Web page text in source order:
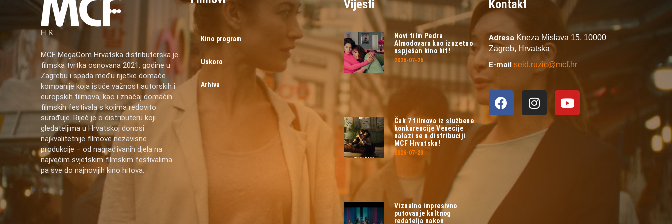
MCF MegaCom Hrvatska distributerska je
filmska tvrtka osnovana 2021. godine u
Zagrebu i spada među rijetke domaće
kompanije koja ističe važnost autorskih i
europskih filmova, kao i značaj domaćih
filmskih festivala s kojima redovito
surađuje. Riječ je o distributeru koji
gledateljima u Hrvatskoj donosi
najkvalitetnije filmove nezavisne
produkcije – od nagrađivanih djela na
najvećim svjetskim filmskim festivalima
pa sve do najnovijih kino hitova.
Kino program
Uskoro
Arhiva
Vijesti
Novi film Pedra
Almodovara kao izuzetno
uspješan kino hit!
2026-07-26
Čak 7 filmova iz službene
konkurencije Venecije
nalazi se u distribuciji
MCF Hrvatska!
2026-07-23
Vizualno impresivno
putovanje kultnog
redatelja nakon
Kontakt
Adresa Kneza Mislava 15, 10000
Zagreb, Hrvatska
E-mail seid.ruzic@mcf.hr